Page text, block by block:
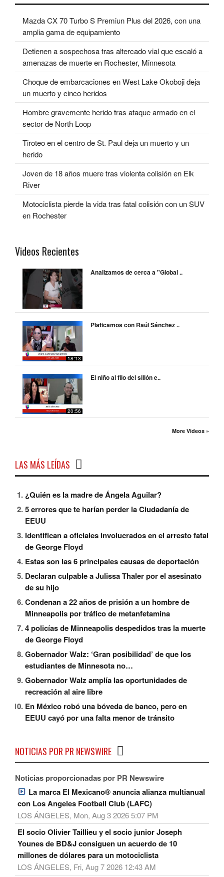
Mazda CX 70 Turbo S Premiun Plus del 2026, con una
amplia gama de equipamiento
Detienen a sospechosa tras altercado vial que escaló a
amenazas de muerte en Rochester, Minnesota
Choque de embarcaciones en West Lake Okoboji deja
un muerto y cinco heridos
Hombre gravemente herido tras ataque armado en el
sector de North Loop
Tiroteo en el centro de St. Paul deja un muerto y un
herido
Joven de 18 años muere tras violenta colisión en Elk
River
Motociclista pierde la vida tras fatal colisión con un SUV
en Rochester
Videos Recientes
Analizamos de cerca a "Global ..
18:13
Platicamos con Raúl Sánchez ..
20:56
El niño al filo del sillón e..
More Videos »
LAS MÁS LEÍDAS
¿Quién es la madre de Ángela Aguilar?
5 errores que te harían perder la Ciudadanía de
EEUU
Identifican a oficiales involucrados en el arresto fatal
de George Floyd
Estas son las 6 principales causas de deportación
Declaran culpable a Julissa Thaler por el asesinato
de su hijo
Condenan a 22 años de prisión a un hombre de
Minneapolis por tráfico de metanfetamina
4 policías de Minneapolis despedidos tras la muerte
de George Floyd
Gobernador Walz: ‘Gran posibilidad’ de que los
estudiantes de Minnesota no…
Gobernador Walz amplía las oportunidades de
recreación al aire libre
En México robó una bóveda de banco, pero en
EEUU cayó por una falta menor de tránsito
NOTICIAS POR PR NEWSWIRE
Noticias proporcionadas por PR Newswire
La marca El Mexicano® anuncia alianza multianual
con Los Angeles Football Club (LAFC)
LOS ÁNGELES, Mon, Aug 3 2026 5:07 PM
El socio Olivier Taillieu y el socio junior Joseph
Younes de BD&J consiguen un acuerdo de 10
millones de dólares para un motociclista
LOS ÁNGELES, Fri, Aug 7 2026 12:43 AM